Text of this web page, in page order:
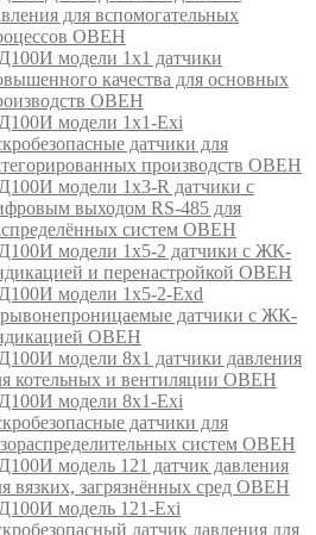
для вспомогательных
ОВЕН
модели 1х1 датчики
качества для основных
ОВЕН
модели 1х1-Exi
датчики для
производств ОВЕН
модели 1х3-R датчики с
выходом RS-485 для
систем ОВЕН
модели 1х5-2 датчики с ЖК-
и перенастройкой ОВЕН
модели 1х5-2-Exd
датчики с ЖК-
ОВЕН
модели 8х1 датчики давления
котельных и вентиляции ОВЕН
модели 8х1-Exi
датчики для
систем ОВЕН
модель 121 датчик давления
вязких, загрязнённых сред ОВЕН
модель 121-Exi
датчик давления для